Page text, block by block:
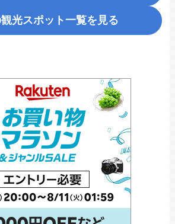
光スポット一覧を見る